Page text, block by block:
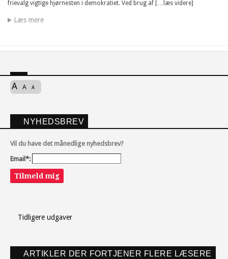
frievalg vigtige hjørnesten i demokratiet. Ved brug af […læs videre]
Læs mere
A A A
NYHEDSBREV
Vil du have det månedlige nyhedsbrev?
Email*:
Tilmeld mig
Tidligere udgaver
ARTIKLER DER FORTJENER FLERE LÆSERE